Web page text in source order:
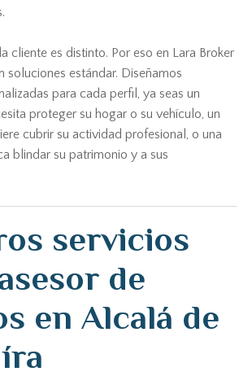
cliente es distinto. Por eso en Lara Broker
soluciones estándar. Diseñamos
para cada perfil, ya seas un
proteger su hogar o su vehículo, un
cubrir su actividad profesional, o una
blindar su patrimonio y a sus
servicios
de
en Alcalá de